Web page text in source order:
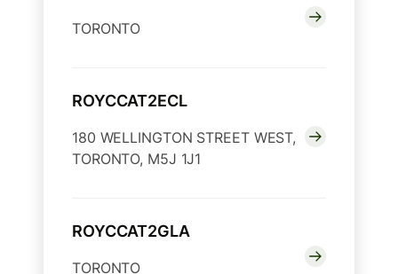
TORONTO
ROYCCAT2ECL
180 WELLINGTON STREET WEST,
TORONTO, M5J 1J1
ROYCCAT2GLA
TORONTO